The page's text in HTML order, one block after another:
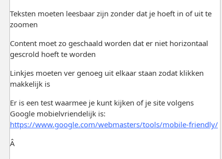
Teksten moeten leesbaar zijn zonder dat je hoeft in of uit te
zoomen
Content moet zo geschaald worden dat er niet horizontaal
gescrold hoeft te worden
Linkjes moeten ver genoeg uit elkaar staan zodat klikken
makkelijk is
Er is een test waarmee je kunt kijken of je site volgens
Google mobielvriendelijk is:
https://www.google.com/webmasters/tools/mobile-friendly/
Â